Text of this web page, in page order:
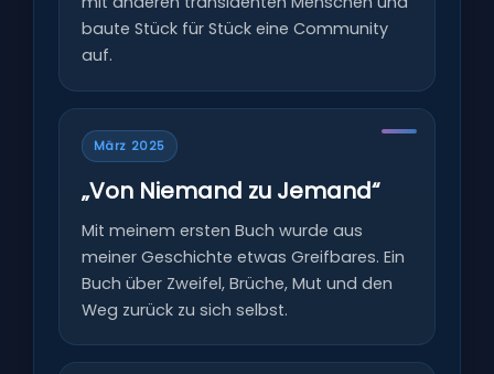
baute Stück für Stück eine Community
auf.
März 2025
„Von Niemand zu Jemand“
Mit meinem ersten Buch wurde aus
meiner Geschichte etwas Greifbares. Ein
Buch über Zweifel, Brüche, Mut und den
Weg zurück zu sich selbst.